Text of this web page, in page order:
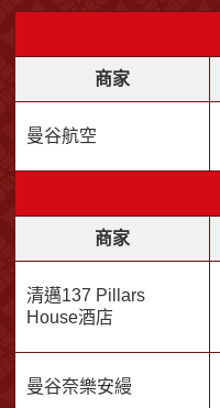
商家
曼谷航空
商家
清邁137 Pillars
House酒店
曼谷奈樂安縵